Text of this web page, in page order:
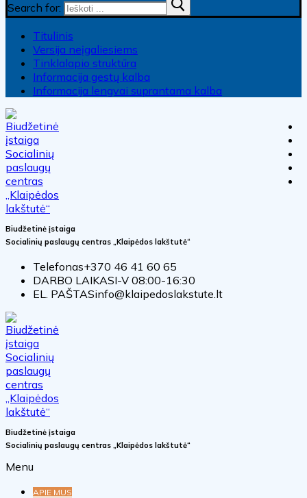
Search for:
Titulinis
Versija neįgaliesiems
Tinklalapio struktūra
Informacija gestų kalba
Informacija lengvai suprantama kalba
Biudžetinė įstaiga
Socialinių paslaugų centras „Klaipėdos lakštutė“
Telefonas+370 46 41 60 65
DARBO LAIKASI-V 08:00-16:30
EL. PAŠTASinfo@klaipedoslakstute.lt
Biudžetinė įstaiga
Socialinių paslaugų centras „Klaipėdos lakštutė“
Menu
APIE MUS